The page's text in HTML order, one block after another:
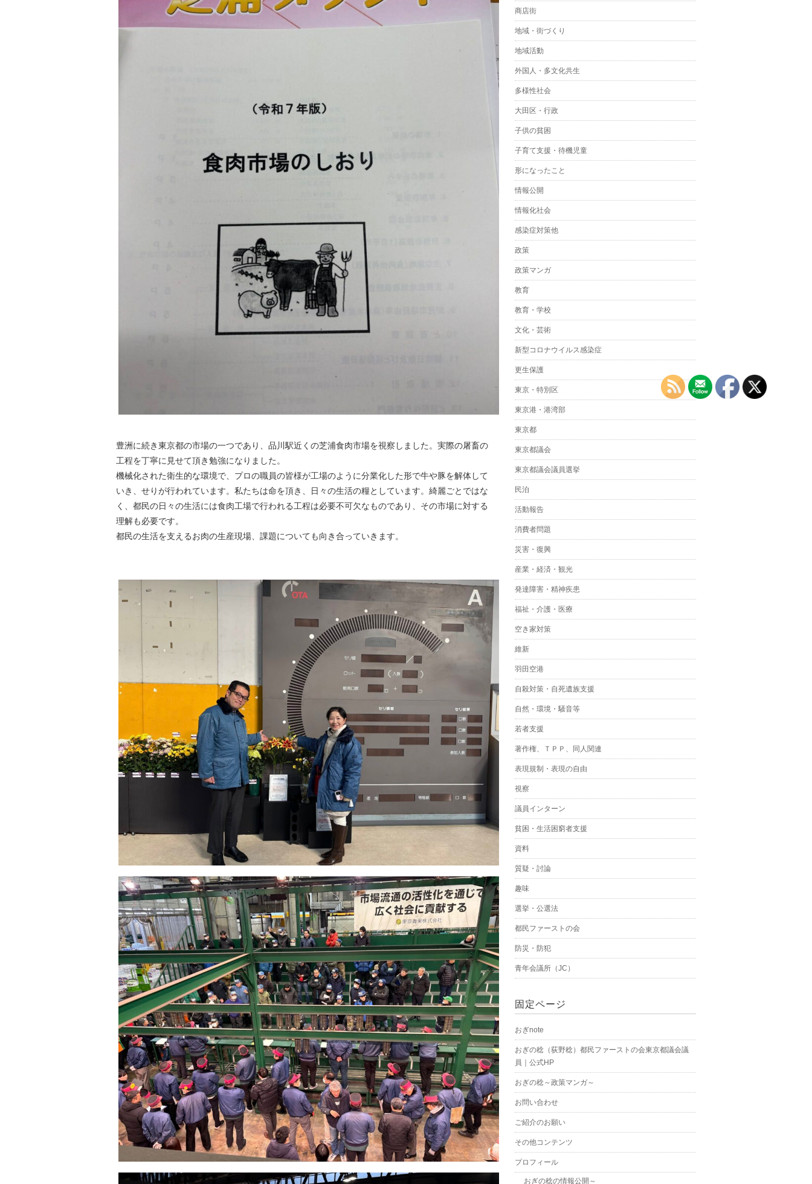
豊洲に続き東京都の市場の一つであり、品川駅近くの芝浦食肉市場を視察しました。実際の屠畜の
工程を丁寧に見せて頂き勉強になりました。
機械化された衛生的な環境で、プロの職員の皆様が工場のように分業化した形で牛や豚を解体して
いき、せりが行われています。私たちは命を頂き、日々の生活の糧としています。綺麗ごとではな
く、都民の日々の生活には食肉工場で行われる工程は必要不可欠なものであり、その市場に対する
理解も必要です。
都民の生活を支えるお肉の生産現場、課題についても向き合っていきます。
商店街
地域・街づくり
地域活動
外国人・多文化共生
多様性社会
大田区・行政
子供の貧困
子育て支援・待機児童
形になったこと
情報公開
情報化社会
感染症対策他
政策
政策マンガ
教育
教育・学校
文化・芸術
新型コロナウイルス感染症
更生保護
東京・特別区
東京港・港湾部
東京都
東京都議会
東京都議会議員選挙
民泊
活動報告
消費者問題
災害・復興
産業・経済・観光
発達障害・精神疾患
福祉・介護・医療
空き家対策
維新
羽田空港
自殺対策・自死遺族支援
自然・環境・騒音等
若者支援
著作権、ＴＰＰ、同人関連
表現規制・表現の自由
視察
議員インターン
貧困・生活困窮者支援
資料
質疑・討論
趣味
選挙・公選法
都民ファーストの会
防災・防犯
青年会議所（JC）
固定ページ
おぎnote
おぎの稔（荻野稔）都民ファーストの会東京都議会議
員｜公式HP
おぎの稔～政策マンガ～
お問い合わせ
ご紹介のお願い
その他コンテンツ
プロフィール
おぎの稔の情報公開～